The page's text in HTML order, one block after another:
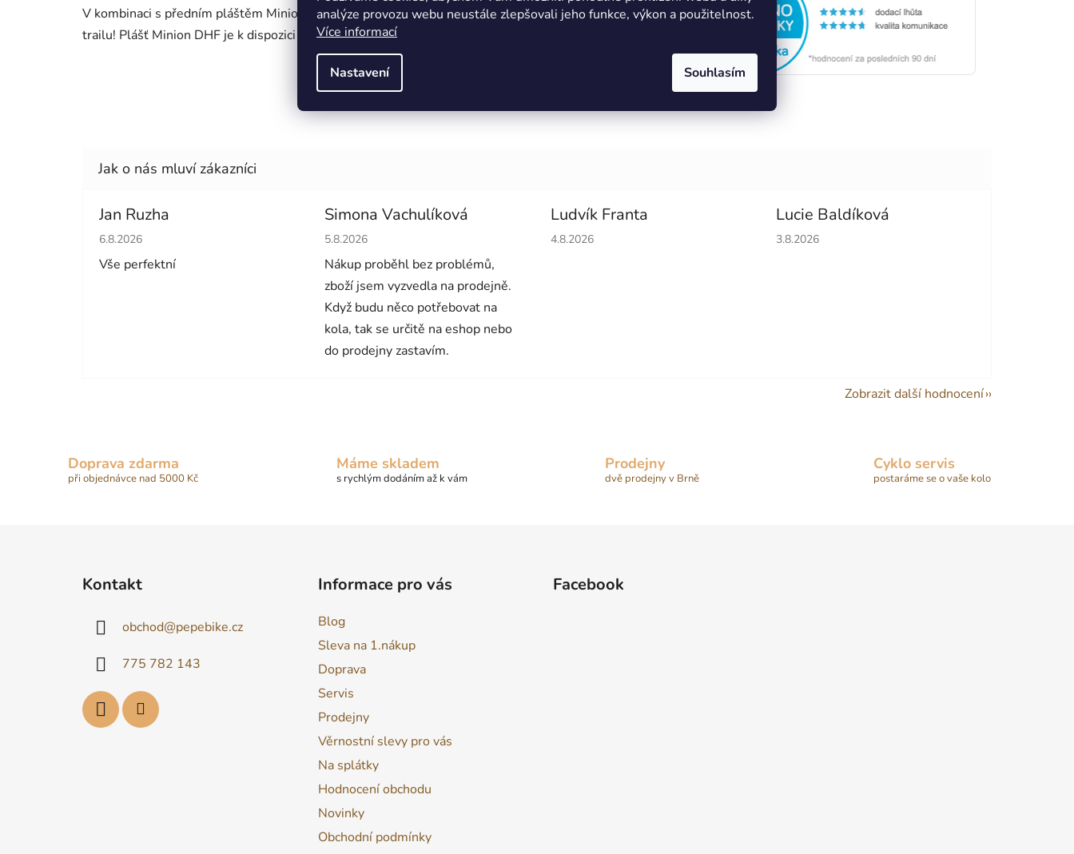
analýze provozu webu neustále zlepšovali jeho funkce, výkon a použitelnost.
Více informací
Nastavení Souhlasím
V kombinaci s předním pláštěm Minion DHF získáte dokonalou kombinaci pro agresivní jízdu na
trailu! Plášť Minion DHF je k dispozici ve specifikacích pro trail, enduro a sjezd.
Jan Ruzha
Hodnocení obchodu je 5 z 5 hvězdiček.
6.8.2026
Vše perfektní
Simona Vachulíková
Hodnocení obchodu je 5 z 5 hvězdiček.
5.8.2026
Nákup proběhl bez problémů,
zboží jsem vyzvedla na prodejně.
Když budu něco potřebovat na
kola, tak se určitě na eshop nebo
do prodejny zastavím.
Ludvík Franta
Hodnocení obchodu je 5 z 5 hvězdiček.
4.8.2026
Lucie Baldíková
Hodnocení obchodu je 5 z 5 hvězdiček.
3.8.2026
Zobrazit další hodnocení
Doprava zdarma
při objednávce nad 5000 Kč
Máme skladem
s rychlým dodáním až k vám
Prodejny
dvě prodejny v Brně
Cyklo servis
postaráme se o vaše kolo
Kontakt
obchod@pepebike.cz
775 782 143
Informace pro vás
Blog
Sleva na 1.nákup
Doprava
Servis
Prodejny
Věrnostní slevy pro vás
Na splátky
Hodnocení obchodu
Novinky
Obchodní podmínky
Facebook